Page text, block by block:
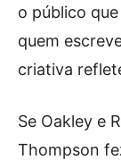
o público
quem
criativa
Se Oakley e
Thompson